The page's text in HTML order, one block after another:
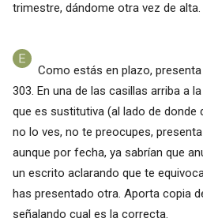
trimestre, dándome otra vez de
Como estás en plazo,
303. En una de las casillas arriba a
que es sustitutiva (al lado de donde
no lo ves, no te preocupes,
aunque por fecha, ya sabrían que
un escrito aclarando que te
has presentado otra. Aporta copia
señalando cual es la correcta.